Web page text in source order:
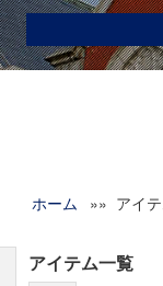
ホーム »» アイ
アイテム一覧